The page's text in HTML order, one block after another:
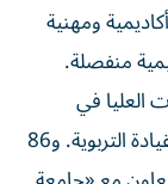
ومهنية
منفصلة.
العليا في
التعليم. و13 من دبلوم الدراسات العليا في القيادة التربوية. و86